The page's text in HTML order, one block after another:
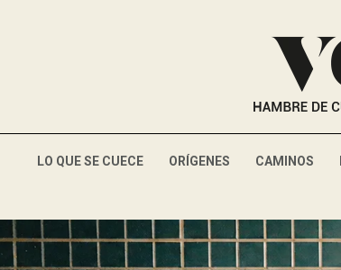
LO QUE SE CUECE ORÍGENES CAMINOS